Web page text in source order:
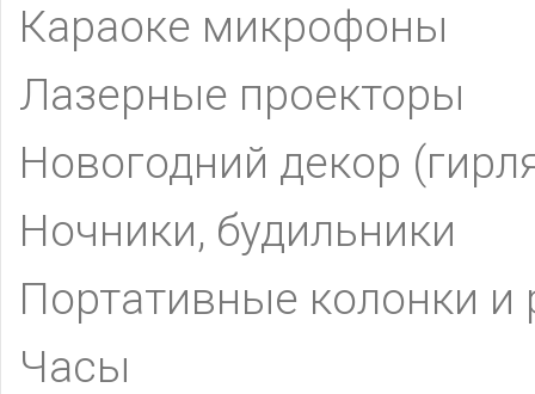
Караоке микрофоны
Лазерные проекторы
Новогодний декор
Ночники, будильники
Портативные колонки
Часы